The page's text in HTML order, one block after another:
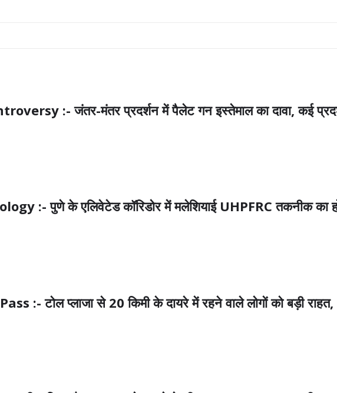
:- जंतर-मंतर प्रदर्शन में पैलेट गन इस्तेमाल का दावा, कई
:- पुणे के एलिवेटेड कॉरिडोर में मलेशियाई UHPFRC तकनीक का
प्लाजा से 20 किमी के दायरे में रहने वाले लोगों को बड़ी राहत,